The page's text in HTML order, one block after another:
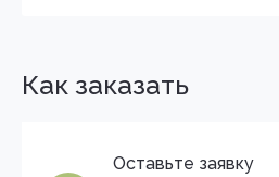
Как заказать
Оставьте заявку